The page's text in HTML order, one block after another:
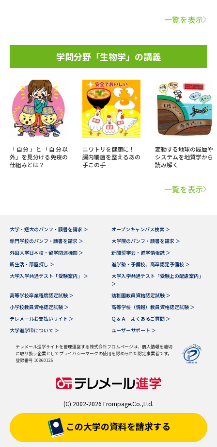
一覧を表示
学問分野「生物学」の講義
「自分」と「自分以
外」を見分ける免疫の
仕組みとは？
ニワトリを健康に！
腸内細菌を整えるあの
手この手
変動する地球の履歴や
システムを地質学から
読み解く
一覧を表示
この大学の資料を請求する
大学・短大のパンフ・願書を請求 ＞
オープンキャンパス検索 ＞
専門学校のパンフ・願書を請求 ＞
大学院のパンフ・願書を請求 ＞
外国大学日本校・留学関連機関 ＞
新聞奨学会・進学情報誌 ＞
新生活・部屋探し ＞
進学塾・予備校、高卒認定予備校 ＞
大学入学共通テスト「受験案内」 ＞
大学入学共通テスト「受験上の配慮案内」
＞
高等学校卒業程度認定試験 ＞
幼稚園教員資格認定試験 ＞
小学校教員資格認定試験 ＞
高等学校（情報）教員資格認定試験 ＞
テレメールお支払いサイト ＞
Ｑ＆Ａ よくあるご質問 ＞
大学進学IDについて ＞
ユーザーサポート ＞
テレメール進学サイトを管理運営する株式会社フロムページは、個人情報を適切
に取り扱う企業としてプライバシーマークの使用を認められた認定事業者です。
登録番号 10860126
(C) 2002-2026 Frompage.Co.,Ltd.